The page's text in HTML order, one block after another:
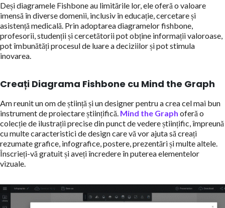
Deși diagramele Fishbone au limitările lor, ele oferă o valoare
imensă în diverse domenii, inclusiv în educație, cercetare și
asistență medicală. Prin adoptarea diagramelor fishbone,
profesorii, studenții și cercetătorii pot obține informații valoroase,
pot îmbunătăți procesul de luare a deciziilor și pot stimula
inovarea.
Creați Diagrama Fishbone cu Mind the Graph
Am reunit un om de știință și un designer pentru a crea cel mai bun
instrument de proiectare științifică. Mind the Graph oferă o
colecție de ilustrații precise din punct de vedere științific, împreună
cu multe caracteristici de design care vă vor ajuta să creați
rezumate grafice, infografice, postere, prezentări și multe altele.
Înscrieți-vă gratuit și aveți încredere în puterea elementelor
vizuale.